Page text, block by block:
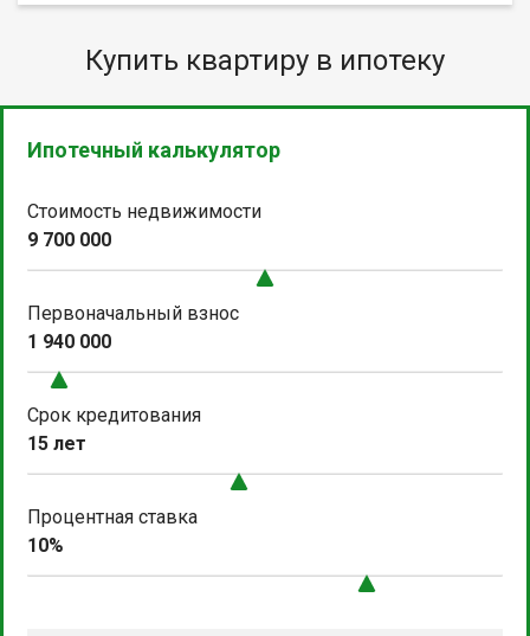
Купить квартиру в ипотеку
Ипотечный калькулятор
Стоимость недвижимости
9 700 000
Первоначальный взнос
1 940 000
Срок кредитования
15 лет
Процентная ставка
10%